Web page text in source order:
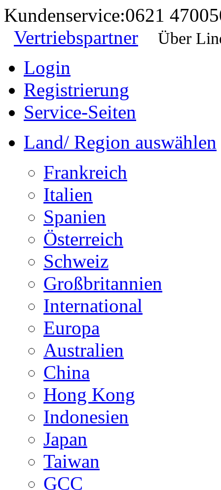
Kundenservice:0621
Vertriebspartner
Über
Login
Registrierung
Service-Seiten
Land/ Region auswählen
Frankreich
Italien
Spanien
Österreich
Schweiz
Großbritannien
International
Europa
Australien
China
Hong Kong
Indonesien
Japan
Taiwan
GCC